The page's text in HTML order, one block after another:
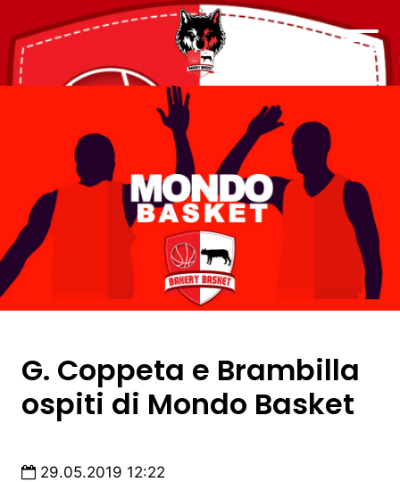
G. Coppeta e Brambilla
ospiti di Mondo Basket
29.05.2019 12:22